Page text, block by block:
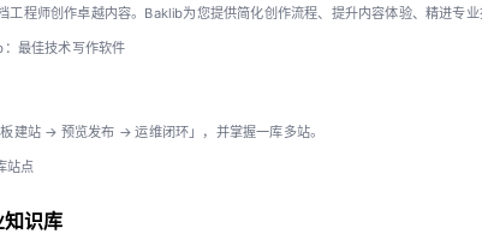
程师创作卓越内容。Baklib为您提供简化创作流程、提升内容体验、精进专业
：最佳技术写作软件
建站 → 预览发布 → 运维闭环」，并掌握一库多站。
站点
识库